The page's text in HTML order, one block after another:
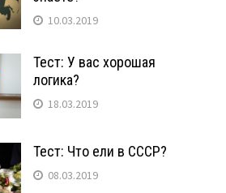
10.03.2019
Тест: У вас хорошая
логика?
18.03.2019
Тест: Что ели в СССР?
08.03.2019